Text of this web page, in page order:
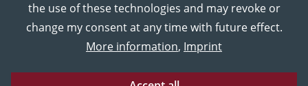
the use of these technologies and may revoke or
change my consent at any time with future effect.
More information, Imprint